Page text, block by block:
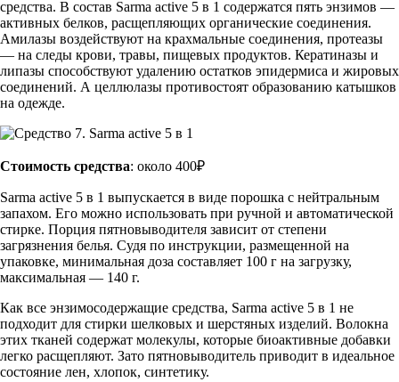
средства. В состав Sarma active 5 в 1 содержатся пять энзимов —
активных белков, расщепляющих органические соединения.
Амилазы воздействуют на крахмальные соединения, протеазы
— на следы крови, травы, пищевых продуктов. Кератиназы и
липазы способствуют удалению остатков эпидермиса и жировых
соединений. А целлюлазы противостоят образованию катышков
на одежде.
Стоимость средства: около 400₽
Sarma active 5 в 1 выпускается в виде порошка с нейтральным
запахом. Его можно использовать при ручной и автоматической
стирке. Порция пятновыводителя зависит от степени
загрязнения белья. Судя по инструкции, размещенной на
упаковке, минимальная доза составляет 100 г на загрузку,
максимальная — 140 г.
Как все энзимосодержащие средства, Sarma active 5 в 1 не
подходит для стирки шелковых и шерстяных изделий. Волокна
этих тканей содержат молекулы, которые биоактивные добавки
легко расщепляют. Зато пятновыводитель приводит в идеальное
состояние лен, хлопок, синтетику.